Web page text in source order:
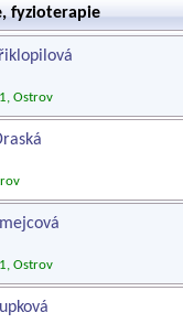
fyzioterapie
Ostrov
Ostrov